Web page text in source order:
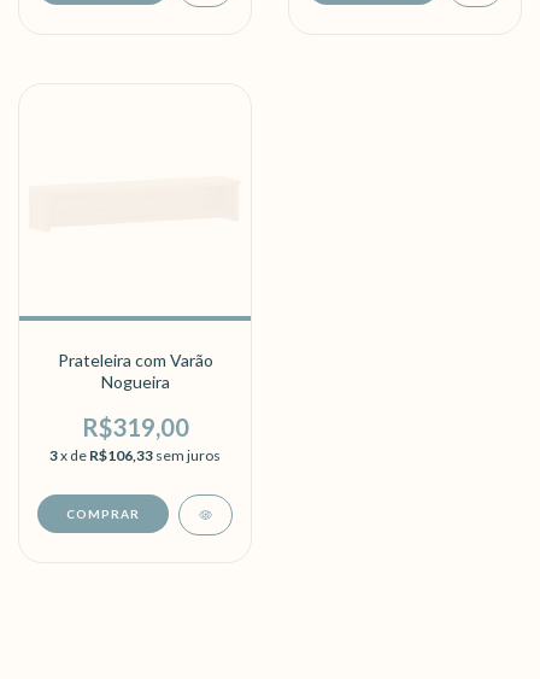
Prateleira com Varão
Nogueira
R$319,00
3x de R$106,33 sem juros